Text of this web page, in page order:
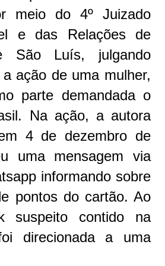
meio do 4º Juizado
e das Relações de
São Luís, julgando
ação de uma mulher,
parte demandada o
Na ação, a autora
4 de dezembro de
uma mensagem via
informando sobre
pontos do cartão. Ao
suspeito contido na
direcionada a uma